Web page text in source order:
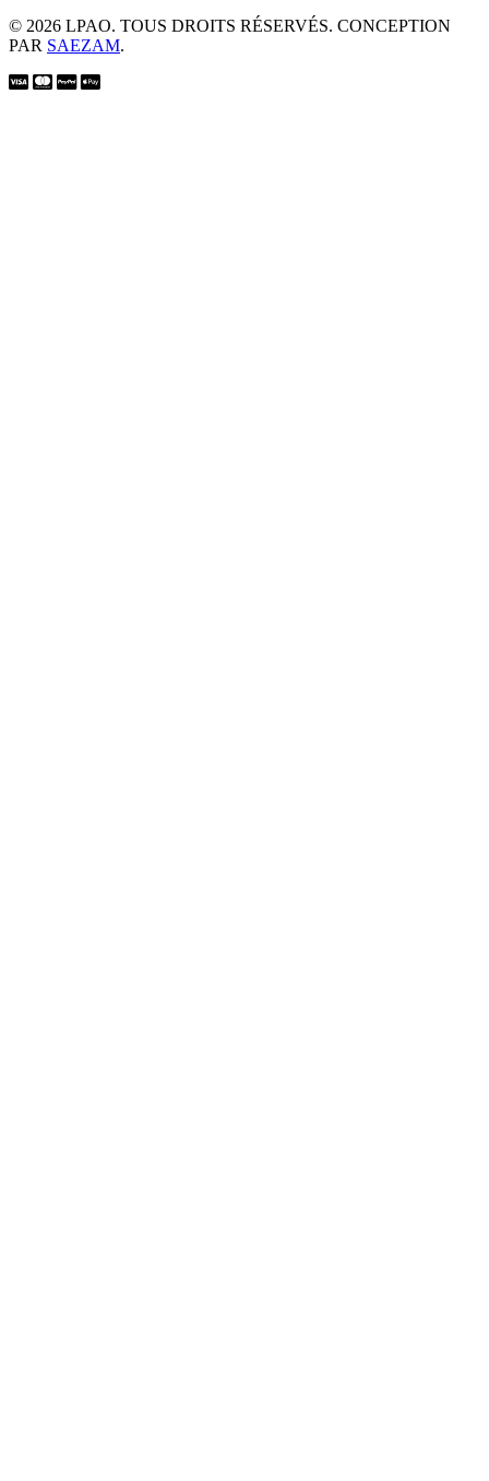
© 2026 LPAO. TOUS DROITS RÉSERVÉS. CONCEPTION
PAR SAEZAM.